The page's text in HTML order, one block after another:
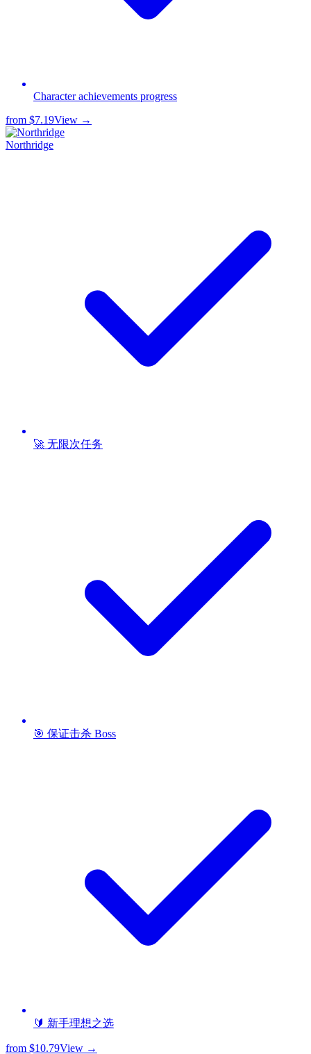
Сharacter achievements progress
from $7.19View →
Northridge
🚀 无限次任务
🎯 保证击杀 Boss
🔰 新手理想之选
from $10.79View →